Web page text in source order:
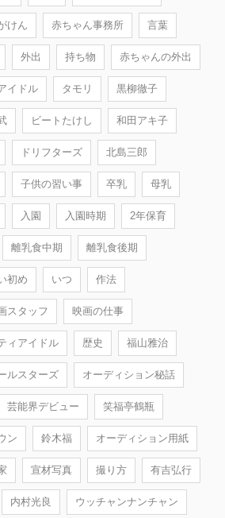
けん 赤ちゃん事務所 言葉
外出 持ち物 赤ちゃんの外出
イドル タモリ 黒柳徹子
ビートたけし 和田アキ子
ドリフターズ 北島三郎
子供の習い事 卒乳 母乳
入園 入園時期 2年保育
離乳食中期 離乳食後期
初め いつ 作法
スタッフ 映画の仕事
ィアイドル 歴史 福山雅治
ルスターズ オーディション秘話
芸能界デビュー 笑福亭鶴瓶
ン 鈴木福 オーディション用紙
宣材写真 撮り方 有吉弘行
内村光良 ウッチャンナンチャン